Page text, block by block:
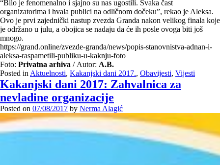
“Bilo je fenomenalno i sjajno su nas ugostili. Svaka čast
organizatorima i hvala publici na odličnom dočeku”, rekao je Aleksa.
Ovo je prvi zajednički nastup zvezda Granda nakon velikog finala koje
je održano u julu, a obojica se nadaju da će ih posle ovoga biti još
mnogo.
https://grand.online/zvezde-granda/news/popis-stanovnistva-adnan-i-
aleksa-raspametili-publiku-u-kaknju-foto
Foto: Privatna arhiva / Autor: A.B.
Posted in Aktuelnosti, Kakanjski dani 2017., Obavijesti, Vijesti
Kakanjski dani 2017: Zahvalnica za
nevladine organizacije
Posted on 07/08/2017 by Nerma Alagić